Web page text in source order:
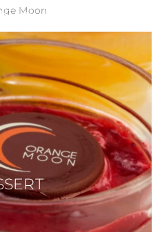
MOON